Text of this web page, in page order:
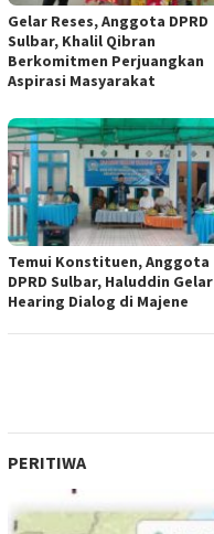
Gelar Reses, Anggota DPRD
Sulbar, Khalil Qibran
Berkomitmen Perjuangkan
Aspirasi Masyarakat
Temui Konstituen, Anggota
DPRD Sulbar, Haluddin Gelar
Hearing Dialog di Majene
PERITIWA